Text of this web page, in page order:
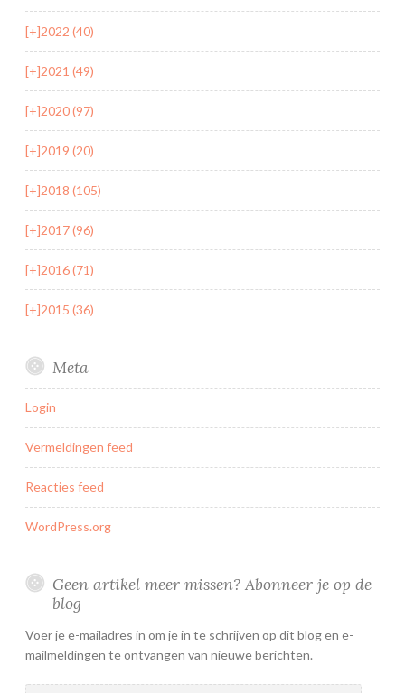
[+]2022 (40)
[+]2021 (49)
[+]2020 (97)
[+]2019 (20)
[+]2018 (105)
[+]2017 (96)
[+]2016 (71)
[+]2015 (36)
Meta
Login
Vermeldingen feed
Reacties feed
WordPress.org
Geen artikel meer missen? Abonneer je op de
blog
Voer je e-mailadres in om je in te schrijven op dit blog en e-
mailmeldingen te ontvangen van nieuwe berichten.